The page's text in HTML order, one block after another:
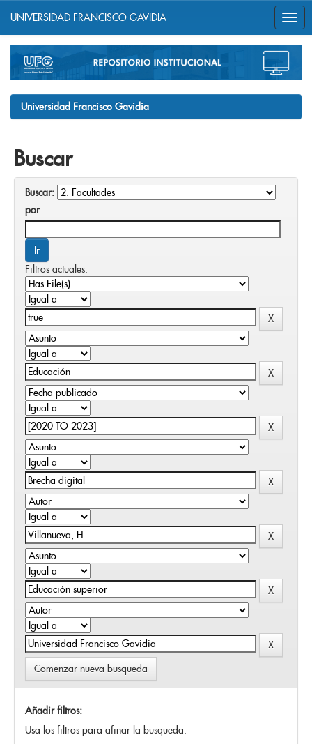
navigation
UNIVERSIDAD FRANCISCO GAVIDIA
Universidad Francisco Gavidia
Buscar
Buscar:
por
Filtros actuales:
Comenzar nueva busqueda
Añadir filtros:
Usa los filtros para afinar la busqueda.